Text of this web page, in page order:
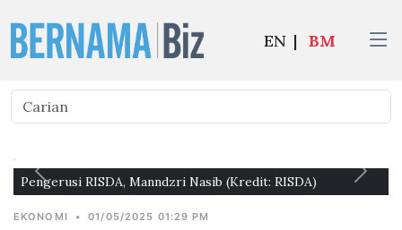
EN | BM
RISDA, Manndzri Nasib (Kredit: RISDA) Biofuel
EKONOMI • 01/05/2025 01:29 PM